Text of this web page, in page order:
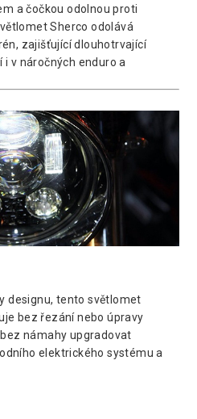
a čočkou odolnou proti
Sherco odolává
zajišťující dlouhotrvající
i v náročných enduro a
designu, tento světlomet
bez řezání nebo úpravy
námahy upgradovat
elektrického systému a